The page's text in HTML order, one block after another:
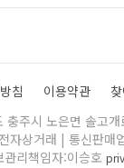
침 이용약관
주시 노은면 솔고
상거래 | 통신판매
리책임자:이승호